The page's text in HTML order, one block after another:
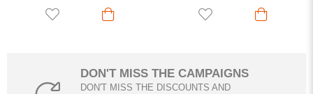
DON'T MISS THE CAMPAIGNS
DON'T MISS THE DISCOUNTS AND